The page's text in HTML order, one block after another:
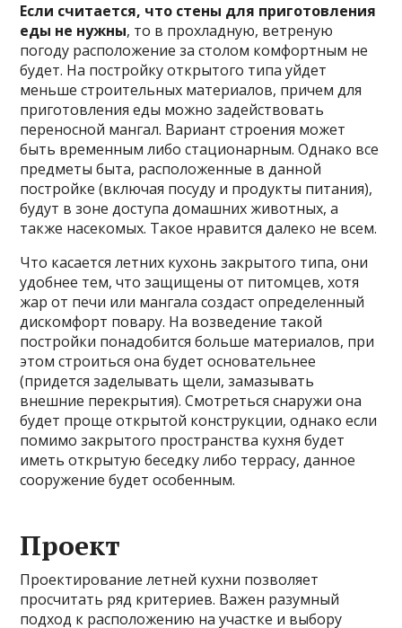
Если считается, что стены для приготовления
еды не нужны, то в прохладную, ветреную
погоду расположение за столом комфортным не
будет. На постройку открытого типа уйдет
меньше строительных материалов, причем для
приготовления еды можно задействовать
переносной мангал. Вариант строения может
быть временным либо стационарным. Однако все
предметы быта, расположенные в данной
постройке (включая посуду и продукты питания),
будут в зоне доступа домашних животных, а
также насекомых. Такое нравится далеко не всем.
Что касается летних кухонь закрытого типа, они
удобнее тем, что защищены от питомцев, хотя
жар от печи или мангала создаст определенный
дискомфорт повару. На возведение такой
постройки понадобится больше материалов, при
этом строиться она будет основательнее
(придется заделывать щели, замазывать
внешние перекрытия). Смотреться снаружи она
будет проще открытой конструкции, однако если
помимо закрытого пространства кухня будет
иметь открытую беседку либо террасу, данное
сооружение будет особенным.
Проект
Проектирование летней кухни позволяет
просчитать ряд критериев. Важен разумный
подход к расположению на участке и выбору